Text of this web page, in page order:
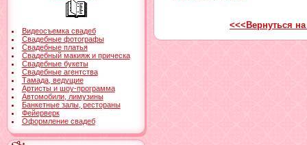
Видеосъемка свадеб
Свадебные фотографы
Свадебные платья
Свадебный макияж и прическа
Свадебные букеты
Свадебные агентства
Тамада, ведущие
Артисты и шоу-программа
Автомобили, лимузины
Банкетные залы, рестораны
Фейерверк
Оформление свадеб
<<<Вернуться